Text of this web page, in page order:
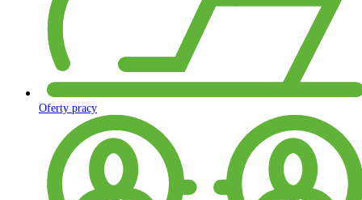
Oferty pracy